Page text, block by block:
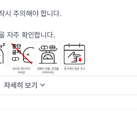
시 주의해야 합니다.
자주 확인합니다.
자세히 보기 keyboard_arrow_down